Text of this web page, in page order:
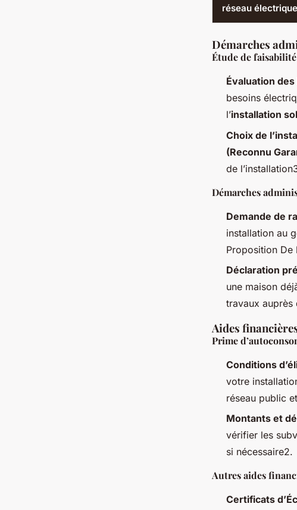
réseau électrique
Démarches
Étude de
Évaluation
besoins
l’installation
Choix de
(Reconnu
de
Démarches
Demande de
installation au
Proposition De
Déclaration
une maison
travaux auprès
Aides
Prime
Conditions
votre
réseau public
Montants et
vérifier les
si nécessaire2.
Autres aides
Certificats